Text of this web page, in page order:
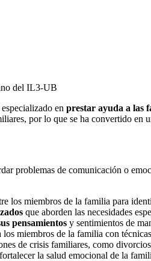
del IL3-UB
en prestar ayuda a las
por lo que se ha convertido
problemas de comunicación o
los miembros de la familia para
que aborden las necesidades
pensamientos y sentimientos de
los miembros de la familia con
de crisis familiares, como
la salud emocional de la